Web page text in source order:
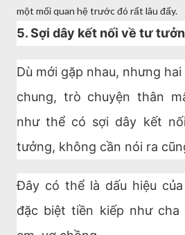
một mối quan hệ trước đó rất lâu đấy.
5. Sợi dây kết nối về tư
Dù mới gặp nhau, nhưng
chung, trò chuyện thân
như thể có sợi dây kết
tưởng, không cần nói ra
Đây có thể là dấu hiệu
đặc biệt tiền kiếp như cha